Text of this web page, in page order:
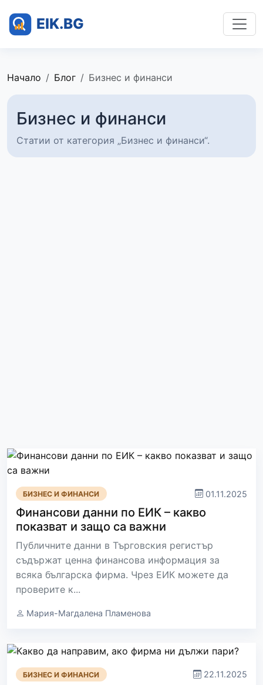
Начало Блог Бизнес и финанси
Бизнес и финанси
Статии от категория „Бизнес и финанси“.
БИЗНЕС И ФИНАНСИ 01.11.2025
Финансови данни по ЕИК – какво
показват и защо са важни
Публичните данни в Търговския регистър
съдържат ценна финансова информация за
всяка българска фирма. Чрез ЕИК можете да
проверите к...
Мария-Магдалена Пламенова
БИЗНЕС И ФИНАНСИ 22.11.2025